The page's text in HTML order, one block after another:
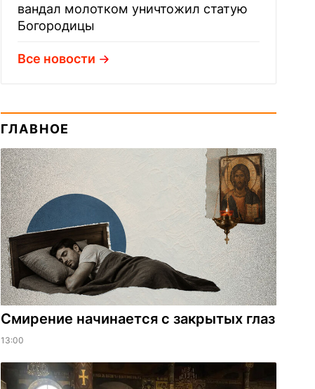
вандал молотком уничтожил статую
Богородицы
Все новости
ГЛАВНОЕ
Смирение начинается с закрытых глаз
13:00